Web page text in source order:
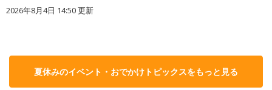
2026年8月4日 14:50更新
夏休みのイベント・おでかけトピックスをもっと見る